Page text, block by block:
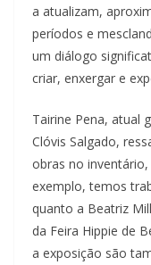
a atualizam,
períodos e
um diálogo
criar, enxergar e
Tairine Pena, atual
Clóvis Salgado,
obras no
exemplo, temos
quanto a Beatriz
da Feira Hippie de
a exposição são